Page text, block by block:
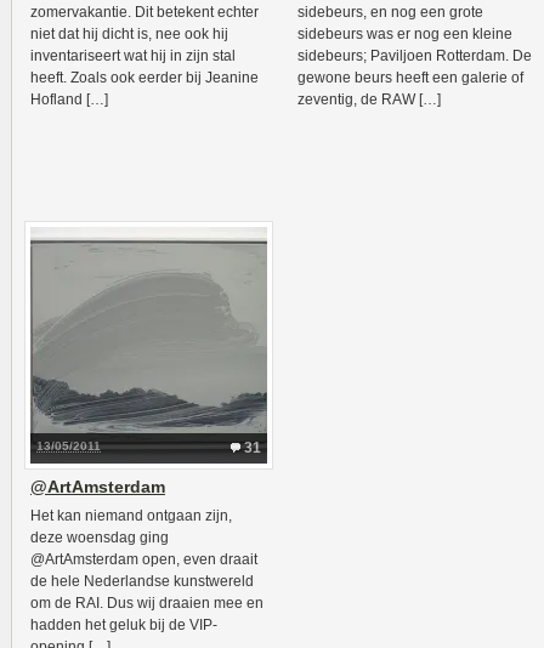
zomervakantie. Dit betekent echter
niet dat hij dicht is, nee ook hij
inventariseert wat hij in zijn stal
heeft. Zoals ook eerder bij Jeanine
Hofland […]
sidebeurs, en nog een grote
sidebeurs was er nog een kleine
sidebeurs; Paviljoen Rotterdam. De
gewone beurs heeft een galerie of
zeventig, de RAW […]
31
13/05/2011
@ArtAmsterdam
Het kan niemand ontgaan zijn,
deze woensdag ging
@ArtAmsterdam open, even draait
de hele Nederlandse kunstwereld
om de RAI. Dus wij draaien mee en
hadden het geluk bij de VIP-